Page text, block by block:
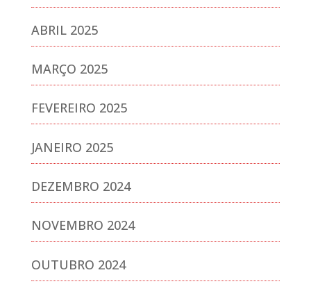
ABRIL 2025
MARÇO 2025
FEVEREIRO 2025
JANEIRO 2025
DEZEMBRO 2024
NOVEMBRO 2024
OUTUBRO 2024